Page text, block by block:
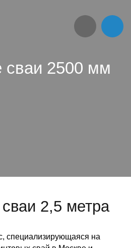
сваи 2500 мм
2,5 метра
специализирующаяся на